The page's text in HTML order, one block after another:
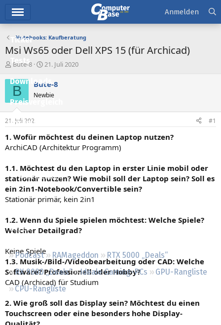
Ticker
Tests
Downloads
Preisvergleich
Forum
Aktuelles
Neue Beiträge
Neueste Aktivitäten
Regeln
Podcast RAMageddon
RTX 5000 „Deals“
RX 9000 „Deals“
Ideale Gaming-PCs
GPU-Rangliste
CPU-Rangliste
Anmelden
Notebooks: Kaufberatung
Msi Ws65 oder Dell XPS 15 (für Archicad)
E
s
e
e
r
Bute-8
E
s
e
t
a
m
21. Juli 2020
B Bute-8
Newbie
21. Juli 2020 #1
1. Wofür möchtest du deinen Laptop nutzen?
ArchiCAD (Architektur Programm)
1.1. Möchtest du den Laptop in erster Linie mobil oder
stationär nutzen? Wie mobil soll der Laptop sein? Soll es
ein 2in1-Notebook/Convertible sein?
Stationär primär, kein 2in1
1.2. Wenn du Spiele spielen möchtest: Welche Spiele?
Welcher Detailgrad?
Keine Spiele
1.3. Musik-/Bild-/Videobearbeitung oder CAD: Welche
Software? Professionell oder Hobby?
CAD (Archicad) für Studium
2. Wie groß soll das Display sein? Möchtest du einen
Touchscreen oder eine besonders hohe Display-